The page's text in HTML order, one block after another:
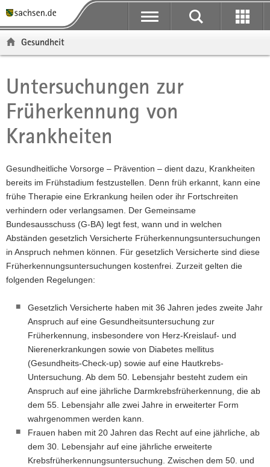
t
ü
b
r
g
e
i
f
e
n
d
e
N
a
t
n
a
i
g
t
i
o
n
p
n
h
l
t
-
B
r
e
c
h
Gesundheit
Hauptinhalt
Untersuchungen zur
Früherkennung von
Krankheiten
Gesundheitliche Vorsorge – Prävention – dient dazu, Krankheiten
bereits im Frühstadium festzustellen. Denn früh erkannt, kann eine
frühe Therapie eine Erkrankung heilen oder ihr Fortschreiten
verhindern oder verlangsamen. Der Gemeinsame
Bundesausschuss (G-BA) legt fest, wann und in welchen
Abständen gesetzlich Versicherte Früherkennungsuntersuchungen
in Anspruch nehmen können. Für gesetzlich Versicherte sind diese
Früherkennungsuntersuchungen kostenfrei. Zurzeit gelten die
folgenden Regelungen:
Gesetzlich Versicherte haben mit 36 Jahren jedes zweite Jahr
Anspruch auf eine Gesundheitsuntersuchung zur
Früherkennung, insbesondere von Herz-Kreislauf- und
Nierenerkrankungen sowie von Diabetes mellitus
(Gesundheits-Check-up) sowie auf eine Hautkrebs-
Untersuchung. Ab dem 50. Lebensjahr besteht zudem ein
Anspruch auf eine jährliche Darmkrebsfrüherkennung, die ab
dem 55. Lebensjahr alle zwei Jahre in erweiterter Form
wahrgenommen werden kann.
Frauen haben mit 20 Jahren das Recht auf eine jährliche, ab
dem 30. Lebensjahr auf eine jährliche erweiterte
Krebsfrüherkennungsuntersuchung. Zwischen dem 50. und